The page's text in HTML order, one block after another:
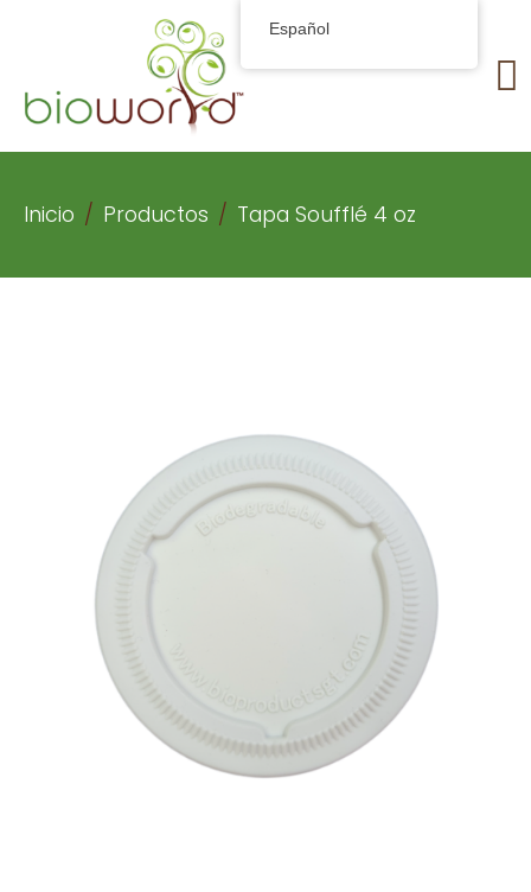
Inicio Productos Tapa Soufflé 4 oz
Español